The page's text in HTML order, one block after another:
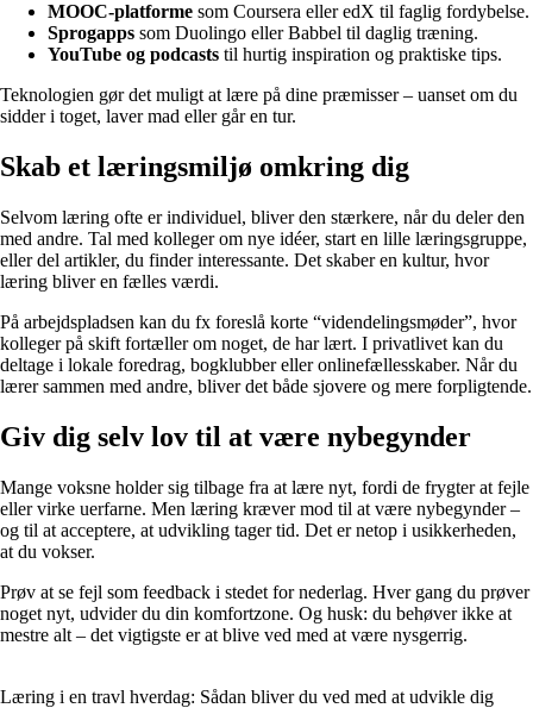
MOOC-platforme som Coursera eller edX til faglig fordybelse.
Sprogapps som Duolingo eller Babbel til daglig træning.
YouTube og podcasts til hurtig inspiration og praktiske tips.
Teknologien gør det muligt at lære på dine præmisser – uanset om du
sidder i toget, laver mad eller går en tur.
Skab et læringsmiljø omkring dig
Selvom læring ofte er individuel, bliver den stærkere, når du deler den
med andre. Tal med kolleger om nye idéer, start en lille læringsgruppe,
eller del artikler, du finder interessante. Det skaber en kultur, hvor
læring bliver en fælles værdi.
På arbejdspladsen kan du fx foreslå korte “videndelingsmøder”, hvor
kolleger på skift fortæller om noget, de har lært. I privatlivet kan du
deltage i lokale foredrag, bogklubber eller onlinefællesskaber. Når du
lærer sammen med andre, bliver det både sjovere og mere forpligtende.
Giv dig selv lov til at være nybegynder
Mange voksne holder sig tilbage fra at lære nyt, fordi de frygter at fejle
eller virke uerfarne. Men læring kræver mod til at være nybegynder –
og til at acceptere, at udvikling tager tid. Det er netop i usikkerheden,
at du vokser.
Prøv at se fejl som feedback i stedet for nederlag. Hver gang du prøver
noget nyt, udvider du din komfortzone. Og husk: du behøver ikke at
mestre alt – det vigtigste er at blive ved med at være nysgerrig.
Læring i en travl hverdag: Sådan bliver du ved med at udvikle dig